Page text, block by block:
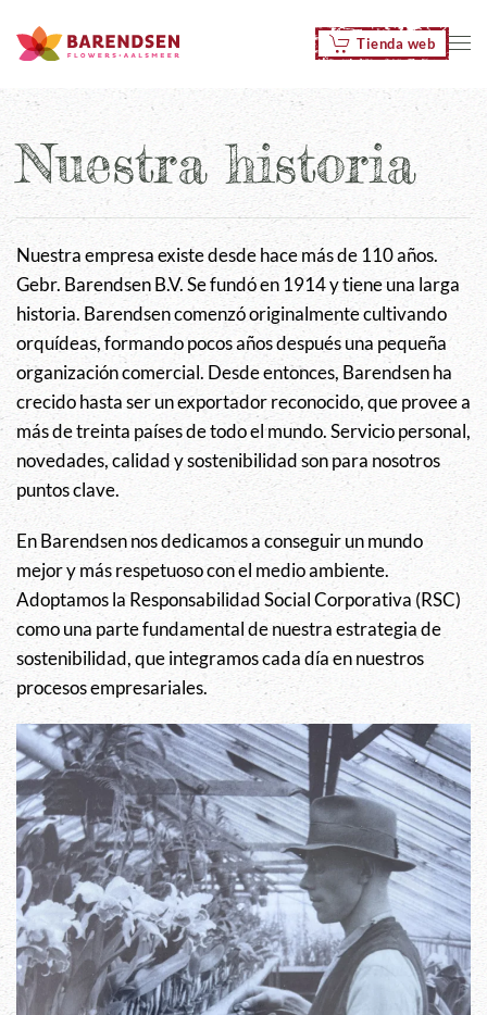
Skip to main content Tienda web
Nuestra historia
Nuestra empresa existe desde hace más de 110 años.
Gebr. Barendsen B.V. Se fundó en 1914 y tiene una larga
historia. Barendsen comenzó originalmente cultivando
orquídeas, formando pocos años después una pequeña
organización comercial. Desde entonces, Barendsen ha
crecido hasta ser un exportador reconocido, que provee a
más de treinta países de todo el mundo. Servicio personal,
novedades, calidad y sostenibilidad son para nosotros
puntos clave.
En Barendsen nos dedicamos a conseguir un mundo
mejor y más respetuoso con el medio ambiente.
Adoptamos la Responsabilidad Social Corporativa (RSC)
como una parte fundamental de nuestra estrategia de
sostenibilidad, que integramos cada día en nuestros
procesos empresariales.